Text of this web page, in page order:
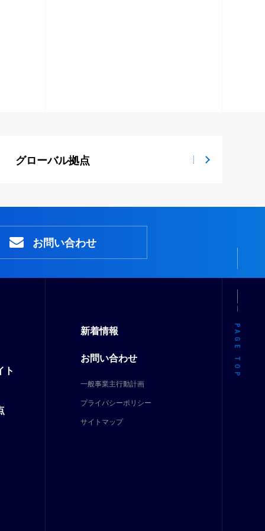
グローバル拠点
PAGE TOP
お問い合わせ
ト
新着情報
お問い合わせ
一般事業主行動計画
プライバシーポリシー
サイトマップ